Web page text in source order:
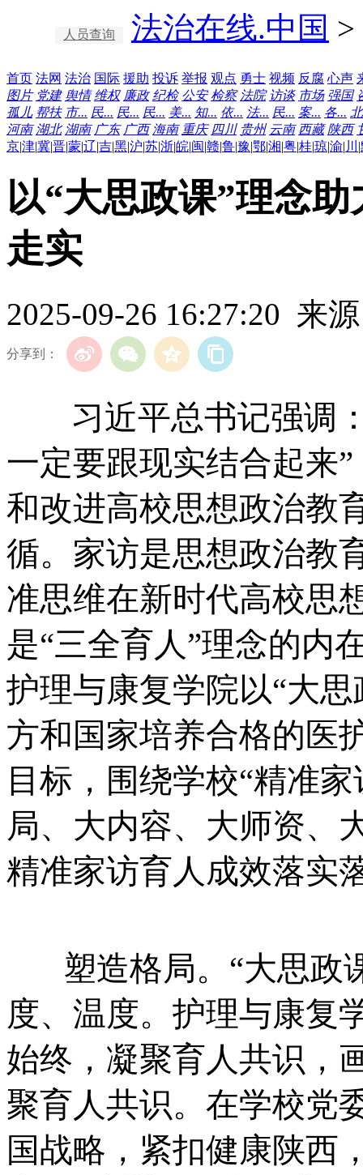
人员查询 法治在线.中国 >
首页 法网 法治 国际 援助 投诉 举报 观点 勇士 视频 反腐 心声
图片 党建 舆情 维权 廉政 纪检 公安 检察 法院 访谈 市场 强国
孤儿 帮扶 市... 民... 民... 民... 美... 知... 依... 法... 民... 案... 各...
河南 湖北 湖南 广东 广西 海南 重庆 四川 贵州 云南 西藏 陕西
京|津|冀|晋|蒙|辽|吉|黑|沪|苏|浙|皖|闽|赣|鲁|豫|鄂|湘|粤|桂|琼|渝| 川 |
以“大思政课”理念
走实
2025-09-26 16:27:20 来
分享到：
习近平总书记强调：
一定要跟现实结合起来
和改进高校思想政治教
循。家访是思想政治教
准思维在新时代高校思
是“三全育人”理念的内
护理与康复学院以“大
方和国家培养合格的医
目标，围绕学校“精准
局、大内容、大师资、
精准家访育人成效落实
塑造格局。“大思政
度、温度。护理与康复
始终，凝聚育人共识，
聚育人共识。在学校党
国战略，紧扣健康陕西